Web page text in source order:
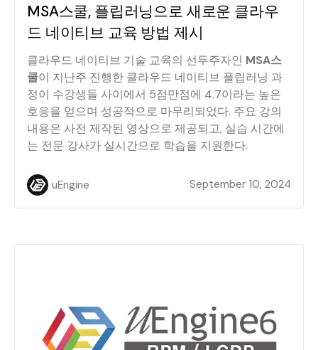
MSA스쿨, 플립러닝으로 새로운 클라우
드 네이티브 교육 방법 제시
클라우드 네이티브 기술 교육의 선두주자인 MSA스
쿨이 지난주 진행한 클라우드 네이티브 플립러닝 과
정이 수강생들 사이에서 5점만점에 4.7이라는 높은
호응을 얻으며 성공적으로 마무리되었다. 주요 강의
내용은 사전 제작된 영상으로 제공되고, 실습 시간에
는 전문 강사가 실시간으로 학습을 지원한다.
uEngine September 10, 2024